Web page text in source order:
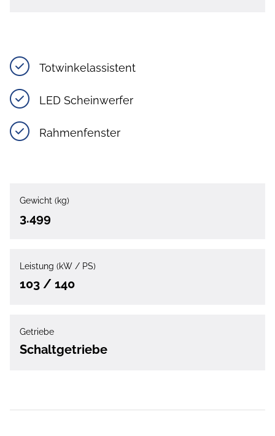
Totwinkelassistent
LED Scheinwerfer
Rahmenfenster
Gewicht (kg)
3.499
Leistung (kW / PS)
103 / 140
Getriebe
Schaltgetriebe